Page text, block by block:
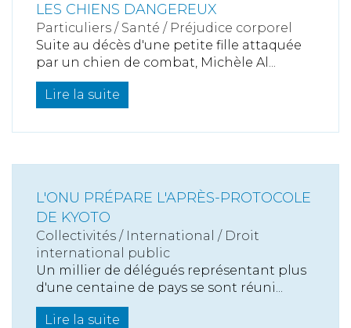
LES CHIENS DANGEREUX
Particuliers / Santé / Préjudice corporel
Suite au décès d'une petite fille attaquée
par un chien de combat, Michèle Al...
Lire la suite
L'ONU PRÉPARE L'APRÈS-PROTOCOLE
DE KYOTO
Collectivités / International / Droit
international public
Un millier de délégués représentant plus
d'une centaine de pays se sont réuni...
Lire la suite